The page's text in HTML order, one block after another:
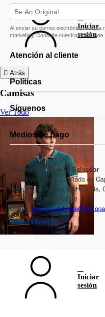
Iniciar
sesión
Atrás
Camisas
Ver Todo
Iniciar
sesión
Al enviar su correo electrónico, acepta
marketing. Consulte nuestra Política de
Atención al cliente
Políticas
Síguenos
Medios de pago
Original Penguin El Salvador
Industrias Topaz, Limitada de
Residencial Alturas de Holanda,
NIT: 0614-150356-001-8
Correo: